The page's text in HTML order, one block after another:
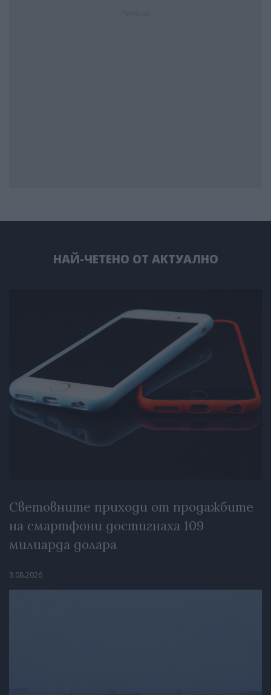
НАЙ-ЧЕТЕНО ОТ АКТУАЛНО
Световните приходи от продажбите
на смартфони достигнаха 109
милиарда долара
3.08.2026